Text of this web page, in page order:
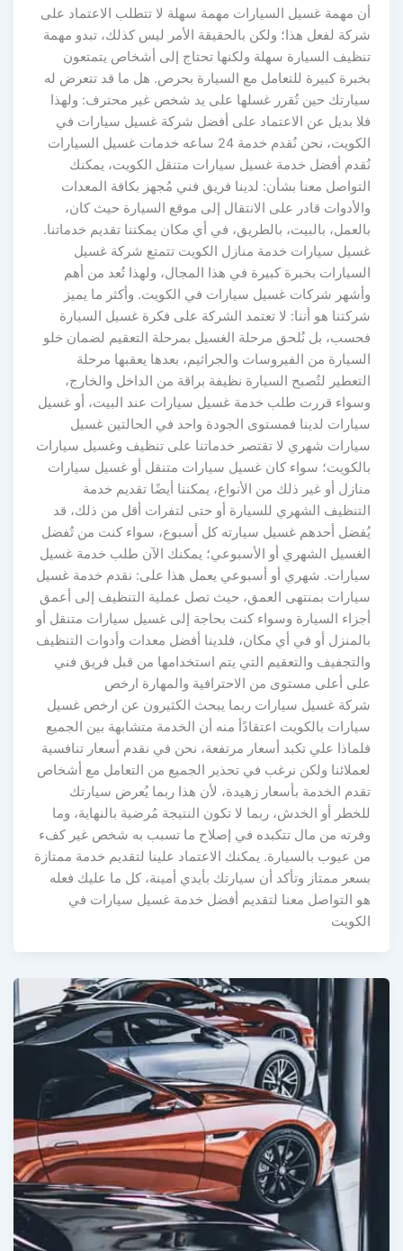
أن مهمة غسيل السيارات مهمة سهلة لا تتطلب الاعتماد على
شركة لفعل هذا؛ ولكن بالحقيقة الأمر ليس كذلك، تبدو مهمة
تنظيف السيارة سهلة ولكنها تحتاج إلى أشخاص يتمتعون
بخبرة كبيرة للتعامل مع السيارة بحرص. هل ما قد تتعرض له
سيارتك حين تُقرر غسلها على يد شخص غير محترف: ولهذا
فلا بديل عن الاعتماد على أفضل شركة غسيل سيارات في
الكويت، نحن نُقدم خدمة 24 ساعه خدمات غسيل السيارات
نُقدم أفضل خدمة غسيل سيارات متنقل الكويت، يمكنك
التواصل معنا بشأن: لدينا فريق فني مُجهز بكافة المعدات
والأدوات قادر على الانتقال إلى موقع السيارة حيث كان،
بالعمل، بالبيت، بالطريق، في أي مكان يمكننا تقديم خدماتنا.
غسيل سيارات خدمة منازل الكويت تتمتع شركة غسيل
السيارات بخبرة كبيرة في هذا المجال، ولهذا تُعد من أهم
وأشهر شركات غسيل سيارات في الكويت. وأكثر ما يميز
شركتنا هو أننا: لا تعتمد الشركة على فكرة غسيل السيارة
فحسب، بل نُلحق مرحلة الغسيل بمرحلة التعقيم لضمان خلو
السيارة من الفيروسات والجراثيم، بعدها يعقبها مرحلة
التعطير لتُصبح السيارة نظيفة براقة من الداخل والخارج،
وسواء قررت طلب خدمة غسيل سيارات عند البيت، أو غسيل
سيارات لدينا فمستوى الجودة واحد في الحالتين غسيل
سيارات شهري لا تقتصر خدماتنا على تنظيف وغسيل سيارات
بالكويت؛ سواء كان غسيل سيارات متنقل أو غسيل سيارات
منازل أو غير ذلك من الأنواع، يمكننا أيضًا تقديم خدمة
التنظيف الشهري للسيارة أو حتى لتفرات أقل من ذلك، قد
يُفضل أحدهم غسيل سيارته كل أسبوع، سواء كنت من تُفضل
الغسيل الشهري أو الأسبوعي؛ يمكنك الآن طلب خدمة غسيل
سيارات. شهري أو أسبوعي يعمل هذا على: نقدم خدمة غسيل
سيارات بمنتهى العمق، حيث تصل عملية التنظيف إلى أعمق
أجزاء السيارة وسواء كنت بحاجة إلى غسيل سيارات متنقل أو
بالمنزل أو في أي مكان، فلدينا أفضل معدات وأدوات التنظيف
والتجفيف والتعقيم التي يتم استخدامها من قبل فريق فني
على أعلى مستوى من الاحترافية والمهارة ارخص
شركة غسيل سيارات ربما يبحث الكثيرون عن ارخص غسيل
سيارات بالكويت اعتقادًأ منه أن الخدمة متشابهة بين الجميع
فلماذا علي تكبد أسعار مرتفعة، نحن في نقدم أسعار تنافسية
لعملائنا ولكن نرغب في تحذير الجميع من التعامل مع أشخاص
تقدم الخدمة بأسعار زهيدة، لأن هذا ربما يُعرض سيارتك
للخطر أو الخدش، ربما لا تكون النتيجة مُرضية بالنهاية، وما
وفرته من مال تتكبده في إصلاح ما تسبب به شخص غير كفء
من عيوب بالسيارة. يمكنك الاعتماد علينا لتقديم خدمة ممتازة
بسعر ممتاز وتأكد أن سيارتك بأيدي أمينة، كل ما عليك فعله
هو التواصل معنا لتقديم أفضل خدمة غسيل سيارات في
الكويت